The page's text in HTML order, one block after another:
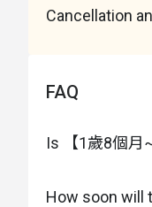
Cancellation
FAQ
Is 【1歲8個月
How soon will